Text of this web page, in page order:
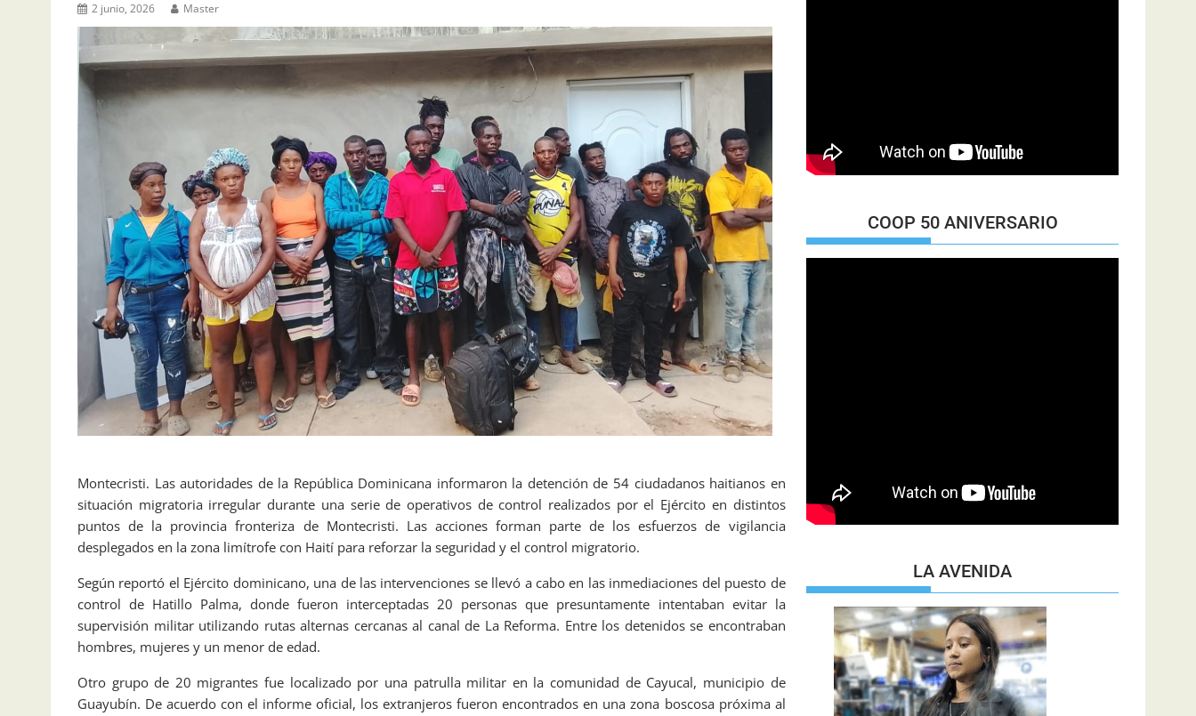
2 junio, 2026 Master
Montecristi. Las autoridades de la República Dominicana informaron la detención de 54 ciudadanos haitianos en
situación migratoria irregular durante una serie de operativos de control realizados por el Ejército en distintos
puntos de la provincia fronteriza de Montecristi. Las acciones forman parte de los esfuerzos de vigilancia
desplegados en la zona limítrofe con Haití para reforzar la seguridad y el control migratorio.
Según reportó el Ejército dominicano, una de las intervenciones se llevó a cabo en las inmediaciones del puesto de
control de Hatillo Palma, donde fueron interceptadas 20 personas que presuntamente intentaban evitar la
supervisión militar utilizando rutas alternas cercanas al canal de La Reforma. Entre los detenidos se encontraban
hombres, mujeres y un menor de edad.
Otro grupo de 20 migrantes fue localizado por una patrulla militar en la comunidad de Cayucal, municipio de
Guayubín. De acuerdo con el informe oficial, los extranjeros fueron encontrados en una zona boscosa próxima al
COOP 50 ANIVERSARIO
LA AVENIDA